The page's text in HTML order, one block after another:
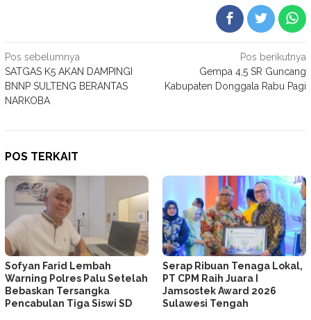
Navigasi
pos
Pos sebelumnya
SATGAS K5 AKAN DAMPINGI
BNNP SULTENG BERANTAS
NARKOBA
Pos berikutnya
Gempa 4,5 SR Guncang
Kabupaten Donggala Rabu Pagi
POS TERKAIT
Sofyan Farid Lembah
Warning Polres Palu Setelah
Bebaskan Tersangka
Pencabulan Tiga Siswi SD
Serap Ribuan Tenaga Lokal,
PT CPM Raih Juara I
Jamsostek Award 2026
Sulawesi Tengah